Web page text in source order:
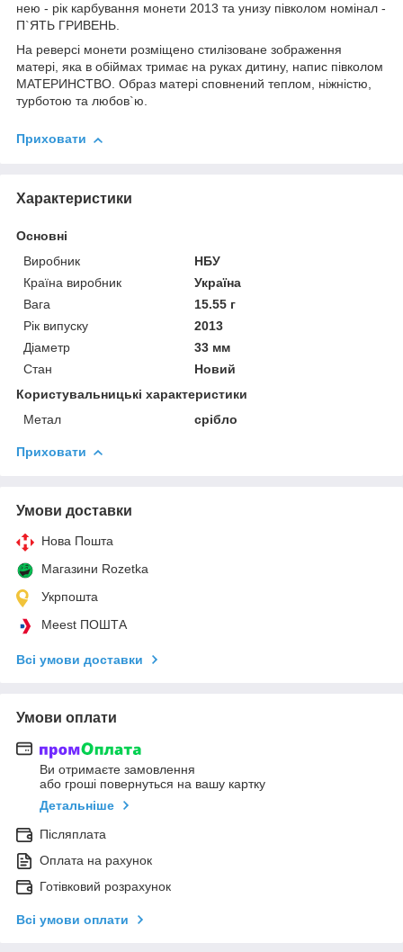
нею - рік карбування монети 2013 та унизу півколом номінал -
П`ЯТЬ ГРИВЕНЬ.
На реверсі монети розміщено стилізоване зображення
матері, яка в обіймах тримає на руках дитину, напис півколом
МАТЕРИНСТВО. Образ матері сповнений теплом, ніжністю,
турботою та любов`ю.
Приховати
Характеристики
Основні
Виробник
НБУ
Країна виробник
Україна
Вага
15.55 г
Рік випуску
2013
Діаметр
33 мм
Стан
Новий
Користувальницькі характеристики
Метал
срібло
Приховати
Умови доставки
Нова Пошта
Магазини Rozetka
Укрпошта
Meest ПОШТА
Всі умови доставки
Умови оплати
Ви отримаєте замовлення
або гроші повернуться на вашу картку
Детальніше
Післяплата
Оплата на рахунок
Готівковий розрахунок
Всі умови оплати